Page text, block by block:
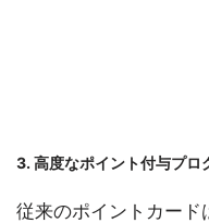
3. 高度なポイント付与プロ
従来のポイントカード